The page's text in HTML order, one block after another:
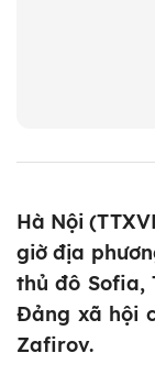
Hà Nội
giờ địa
thủ đô Sofia,
Đảng xã hội
Zafirov.